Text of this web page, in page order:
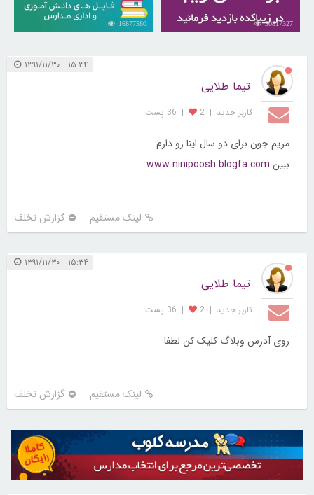
30817327
16877580
۱۵:۳۴ ۱۳۹۱/۱۱/۳۰
تیما طلایی
کاربر جديد |
2
| 36 پست
مریم جون برای دو سال اینا رو دارم
ببین www.ninipoosh.blogfa.com
لینک مستقیم گزارش تخلف
۱۵:۳۴ ۱۳۹۱/۱۱/۳۰
تیما طلایی
کاربر جديد |
2
| 36 پست
روی آدرس وبلاگ کلیک کن لطفا
لینک مستقیم گزارش تخلف